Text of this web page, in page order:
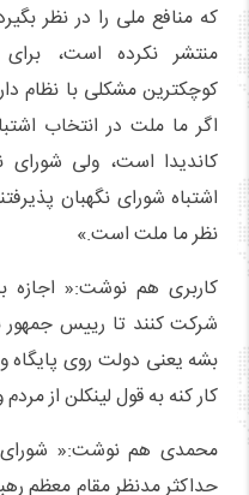
که منافع ملی را در نظر
منتشر نکرده است،
کوچکترین مشکلی با نظام
اگر ما ملت در انتخاب
کاندیدا است، ولی
اشتباه شورای نگهبان
نظر ما ملت است.»
کاربری هم نوشت:« اجازه
شرکت کنند تا رییس جمهور
بشه یعنی دولت روی پایگاه
کار کنه به قول لینکلن از
محمدی هم نوشت:« شورای
حداکثر مدنظر مقام معظم